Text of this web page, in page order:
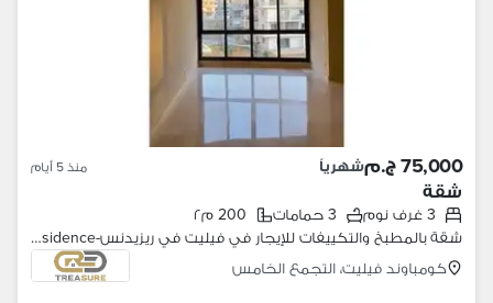
75,000 ج.م شهرياً منذ 5 أيام
شقة
3 غرف نوم 3 حمامات
200 م٢
شقة بالمطبخ والتكييفات للإيجار في فيليت في ريزيدنس-villette v residence
كومباوند فيليت، التجمع الخامس